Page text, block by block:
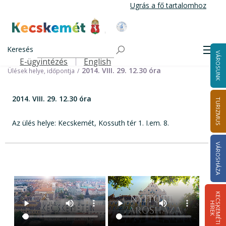
tartalomra
Ugrás a fő tartalomhoz
Kecskemét Város Honlapja
Keresés
Felső navigáció
E-ügyintézés English VÁROSUNK
TURIZMUS
VÁROSHÁZA
K
E
C
S
K
E
M
É
T
I
HÍ
R
E
K
Választási információk
Helyi önkormányzati képviselők és polgármester választás 2014
Helyi Választási Bizottság ülései, határozatai
Ülések helye, időpontja
2014. VIII. 29. 12.30 óra
2014. VIII. 29. 12.30 óra
Az ülés helye: Kecskemét, Kossuth tér 1. I.em. 8.